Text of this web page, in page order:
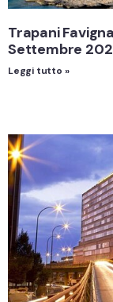
Trapani
Settembre
Leggi tutto »